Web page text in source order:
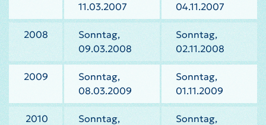
11.03.2007
04.11.2007
2008
Sonntag,
09.03.2008
Sonntag,
02.11.2008
2009
Sonntag,
08.03.2009
Sonntag,
01.11.2009
2010
Sonntag,
Sonntag,